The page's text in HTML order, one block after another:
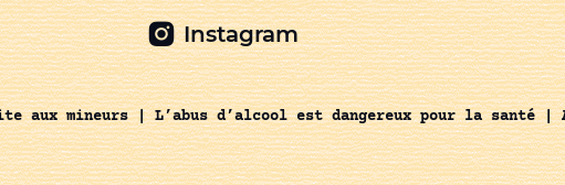
Instagram
mineurs | L’abus d’alcool est dangereux pour la santé | A